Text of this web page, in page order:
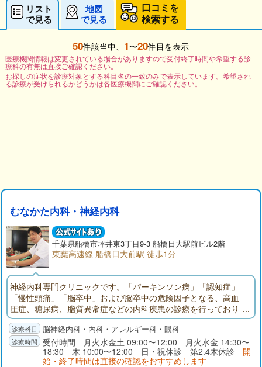
リスト
で見る
地図
で見る
口コミを
検索する
50件該当中、 1〜20件目を表示
医療機関情報は変更されている場合がありますので受付終了時間や希望する診
療科の有無は直接ご確認ください。
お探しの症状を診療対象とする科目名の一致のみで表示しています。希望され
る診療が受けられるかどうかは各医療機関にご確認ください。
むなかた内科・神経内科
千葉県船橋市坪井東3丁目9-3 船橋日大駅前ビル2階
東葉高速線 船橋日大前駅 徒歩1分
神経内科専門クリニックです。「パーキンソン病」「認知症」
「慢性頭痛」「脳卒中」および脳卒中の危険因子となる、高血
圧症、糖尿病、脂質異常症などの内科疾患の診療を行っており
ます。ふるえ、歩行障害、物忘れなどの症状のある方はご相談
ください。東葉高速鉄道「船橋日大前」東口駅前（くすりの福
太郎２階）。頭部CT完備。神経内科専門医、指導医。頭痛専門
医、指導医。内科学会認定内科医。眼科学会専門医。
脳神経内科・内科・アレルギー科・眼科
受付時間 月火水金土 09:00〜12:00 月火水金 14:30〜
18:30 木 10:00〜12:00 日・祝休診 第2.4木休診 開
始・終了時間は直接の確認をおすすめします